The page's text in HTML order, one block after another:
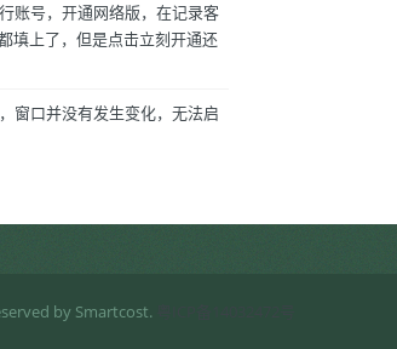
账号，开通网络版，在记录客
填上了，但是点击立刻开通还
窗口并没有发生变化，无法启
by Smartcost.